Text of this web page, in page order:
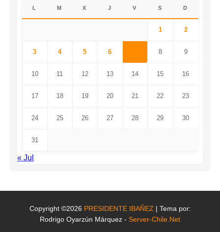
L M X J V S D
1 2
3 4 5 6 8 9
10 11 12 13 14 15 16
17 18 19 20 21 22 23
24 25 26 27 28 29 30
31
« Jul
Copyright ©2026 PRESIDENTE IBAÑEZ | Tema por:
Rodrigo Oyarzún Márquez - Server-Chile.Net